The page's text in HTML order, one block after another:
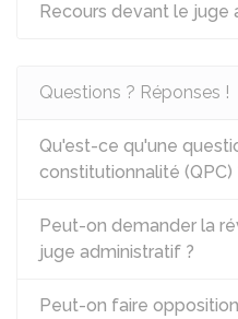
Recours devant le juge
Questions ? Réponses !
Qu'est-ce qu'une
constitutionnalité (QPC)
Peut-on demander la
juge administratif ?
Peut-on faire